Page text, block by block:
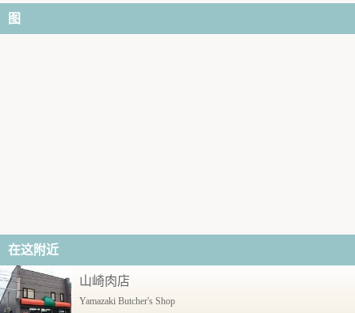
图
在这附近
山崎肉店
Yamazaki Butcher's Shop